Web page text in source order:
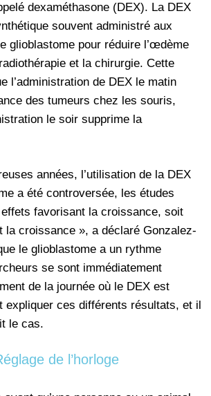
dexaméthasone (DEX). La DEX
souvent administré aux
glioblastome pour réduire l’œdème
et la chirurgie. Cette
l’administration de DEX le matin
des tumeurs chez les souris,
le soir supprime la
années, l’utilisation de la DEX
a été controversée, les études
favorisant la croissance, soit
la croissance », a déclaré Gonzalez-
le glioblastome a un rythme
se sont immédiatement
de la journée où le DEX est
expliquer ces différents résultats, et il
le cas.
de l’horloge